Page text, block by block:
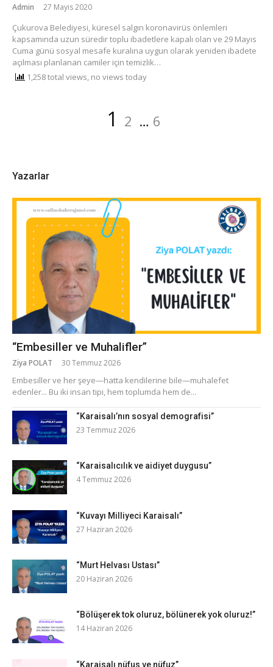
Admin 27 Mayıs 2020
Çukurova Belediyesi, küresel salgın koronavirüs önlemleri
kapsamında uzun süredir toplu ibadetlere kapalı olan ve 29 Mayıs
Cuma günü sosyal mesafe kuralına uygun olarak yeniden ibadete
açılması planlanan camiler için temizlik…
1,258 total views, no views today
Sayfa
1 Sayfa
2 … Sayfa
6
Yazarlar
“Embesiller ve Muhalifler”
Ziya POLAT 30 Temmuz 2026
​Embesiller ve her şeye—hatta kendilerine bile—muhalefet
edenler... Bu iki insan tipi, hem toplumda hem de...
“Karaisalı’nın sosyal demografisi”
23 Temmuz 2026
“Karaisalıcılık ve aidiyet duygusu”
4 Temmuz 2026
“Kuvayı Milliyeci Karaisalı”
27 Haziran 2026
“Murt Helvası Ustası”
20 Haziran 2026
“Bölüşerek tok oluruz, bölünerek yok oluruz!”
14 Haziran 2026
“Karaisalı nüfus ve nüfuz”